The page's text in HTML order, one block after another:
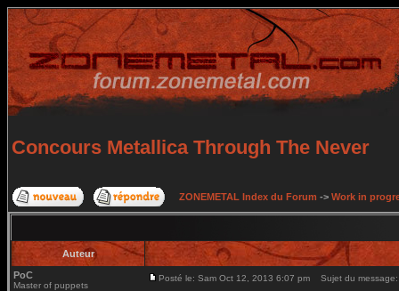
Concours Metallica Through The Never
ZONEMETAL Index du Forum -> Work in
Auteur
PoC
Master of puppets
Posté le: Sam Oct 12, 2013 6:07 pm Sujet du message: